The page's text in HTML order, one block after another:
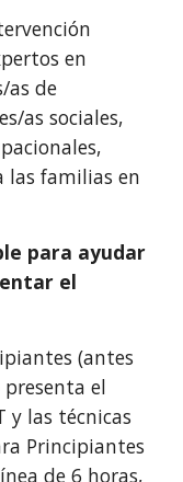
en
as de
as sociales,
las familias en
para ayudar
el
(antes
el
y las técnicas
Principiantes
de 6 horas,